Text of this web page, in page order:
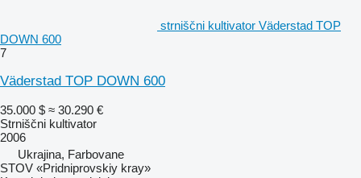
strniščni kultivator Väderstad TOP
DOWN 600
7
Väderstad TOP DOWN 600
35.000 $ ≈ 30.290 €
Strniščni kultivator
2006
Ukrajina, Farbovane
STOV «Pridniprovskiy kray»